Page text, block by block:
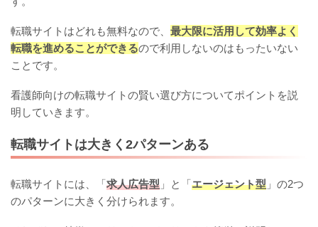
転職サイトはどれも無料なので、 最大限に活用して効率よく
転職を進めることができるので利用しないのはもったいない
ことです。
看護師向けの転職サイトの賢い選び方についてポイントを説
明していきます。
転職サイトは大きく2パターンある
転職サイトには、「求人広告型 」と「エージェント型 」の2つ
のパターンに大きく分けられます。